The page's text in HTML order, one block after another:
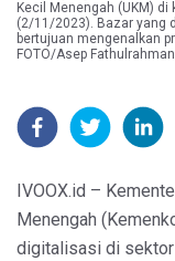
Kecil Menengah (UKM)
(2/11/2023). Bazar yang
bertujuan mengenalkan
FOTO/Asep Fathulrahman
IVOOX.id –
Menengah
digitalisasi di sektor